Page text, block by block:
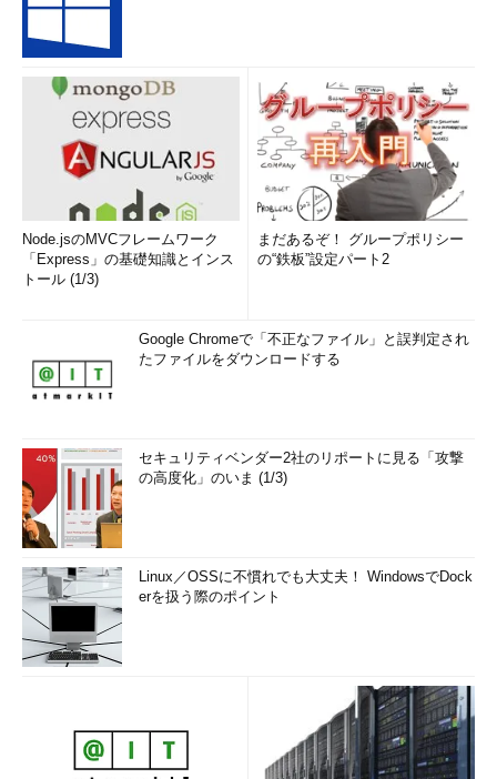
Node.jsのMVCフレームワーク
「Express」の基礎知識とインス
トール (1/3)
まだあるぞ！ グループポリシー
の“鉄板”設定パート2
Google Chromeで「不正なファイル」と誤判定され
たファイルをダウンロードする
セキュリティベンダー2社のリポートに見る「攻撃
の高度化」のいま (1/3)
Linux／OSSに不慣れでも大丈夫！ WindowsでDock
erを扱う際のポイント